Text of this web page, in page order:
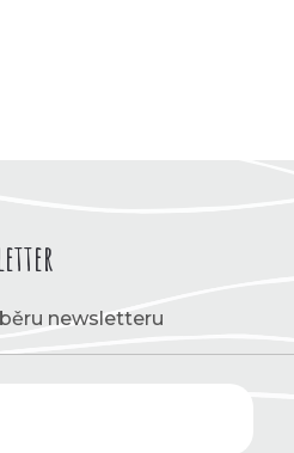
newsletteru